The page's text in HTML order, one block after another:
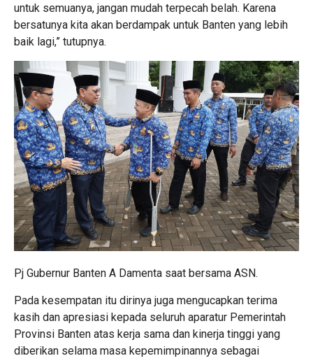
untuk semuanya, jangan mudah terpecah belah. Karena
bersatunya kita akan berdampak untuk Banten yang lebih
baik lagi,” tutupnya.
Pj Gubernur Banten A Damenta saat bersama ASN.
Pada kesempatan itu dirinya juga mengucapkan terima
kasih dan apresiasi kepada seluruh aparatur Pemerintah
Provinsi Banten atas kerja sama dan kinerja tinggi yang
diberikan selama masa kepemimpinannya sebagai